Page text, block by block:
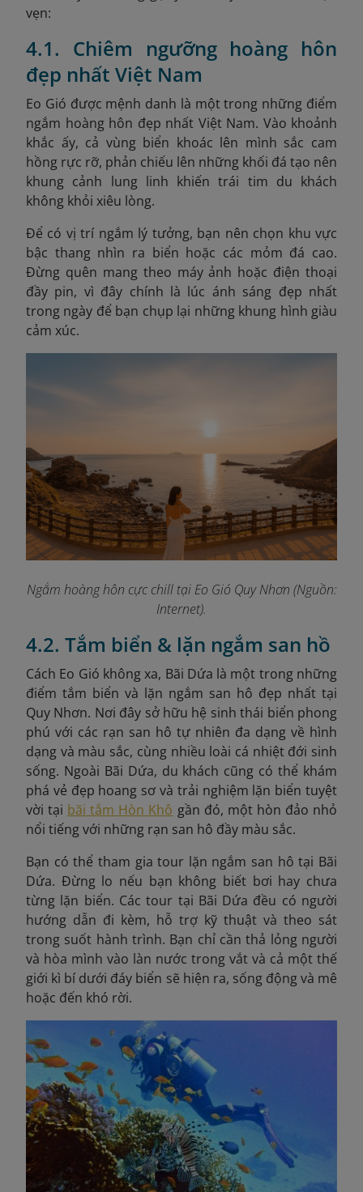
vẹn:
4.1. Chiêm ngưỡng hoàng hôn
đẹp nhất Việt Nam
Eo Gió được mệnh danh là một trong những điểm
ngắm hoàng hôn đẹp nhất Việt Nam. Vào khoảnh
khắc ấy, cả vùng biển khoác lên mình sắc cam
hồng rực rỡ, phản chiếu lên những khối đá tạo nên
khung cảnh lung linh khiến trái tim du khách
không khỏi xiêu lòng.
Để có vị trí ngắm lý tưởng, bạn nên chọn khu vực
bậc thang nhìn ra biển hoặc các mỏm đá cao.
Đừng quên mang theo máy ảnh hoặc điện thoại
đầy pin, vì đây chính là lúc ánh sáng đẹp nhất
trong ngày để bạn chụp lại những khung hình giàu
cảm xúc.
Ngắm hoàng hôn cực chill tại Eo Gió Quy Nhơn (Nguồn:
Internet).
4.2. Tắm biển & lặn ngắm san hồ
Cách Eo Gió không xa, Bãi Dứa là một trong những
điểm tắm biển và lặn ngắm san hô đẹp nhất tại
Quy Nhơn. Nơi đây sở hữu hệ sinh thái biển phong
phú với các rạn san hô tự nhiên đa dạng về hình
dạng và màu sắc, cùng nhiều loài cá nhiệt đới sinh
sống. Ngoài Bãi Dứa, du khách cũng có thể khám
phá vẻ đẹp hoang sơ và trải nghiệm lặn biển tuyệt
vời tại bãi tắm Hòn Khô gần đó, một hòn đảo nhỏ
nổi tiếng với những rạn san hô đầy màu sắc.
Bạn có thể tham gia tour lặn ngắm san hô tại Bãi
Dứa. Đừng lo nếu bạn không biết bơi hay chưa
từng lặn biển. Các tour tại Bãi Dứa đều có người
hướng dẫn đi kèm, hỗ trợ kỹ thuật và theo sát
trong suốt hành trình. Bạn chỉ cần thả lỏng người
và hòa mình vào làn nước trong vắt và cả một thế
giới kì bí dưới đáy biển sẽ hiện ra, sống động và mê
hoặc đến khó rời.